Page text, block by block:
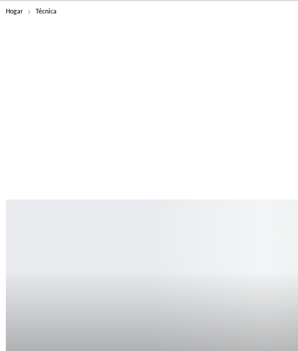
Hogar Técnica